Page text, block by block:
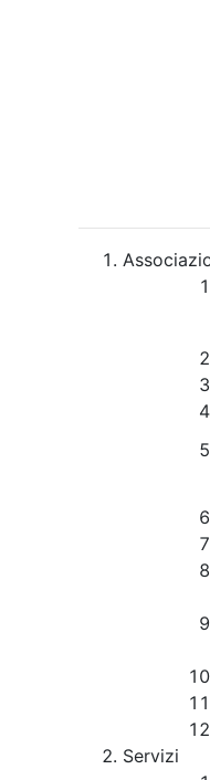
Servizi